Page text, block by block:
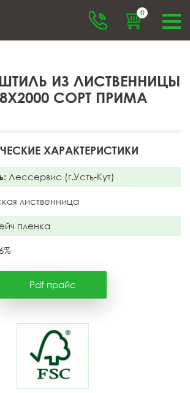
0
ИЗ ЛИСТВЕННИЦЫ
СОРТ ПРИМА
ХАРАКТЕРИСТИКИ
Лессервис (г.Усть-Кут)
лиственница
пленка
Pdf прайс